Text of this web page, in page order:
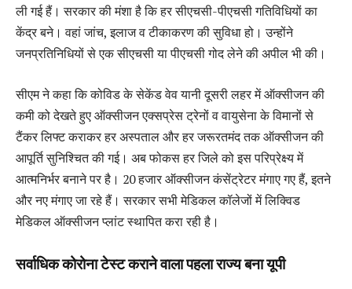
ली गई हैं। सरकार की मंशा है कि हर सीएचसी-पीएचसी गतिविधियों का
केंद्र बने। वहां जांच, इलाज व टीकाकरण की सुविधा हो। उन्होंने
जनप्रतिनिधियों से एक सीएचसी या पीएचसी गोद लेने की अपील भी की।
सीएम ने कहा कि कोविड के सेकेंड वेव यानी दूसरी लहर में ऑक्सीजन की
कमी को देखते हुए ऑक्सीजन एक्सप्रेस ट्रेनों व वायुसेना के विमानों से
टैंकर लिफ्ट कराकर हर अस्पताल और हर जरूरतमंद तक ऑक्सीजन की
आपूर्ति सुनिश्चित की गई। अब फोकस हर जिले को इस परिप्रेक्ष्य में
आत्मनिर्भर बनाने पर है। 20 हजार ऑक्सीजन कंसेंट्रेटर मंगाए गए हैं, इतने
और नए मंगाए जा रहे हैं। सरकार सभी मेडिकल कॉलेजों में लिक्विड
मेडिकल ऑक्सीजन प्लांट स्थापित करा रही है।
सर्वाधिक कोरोना टेस्ट कराने वाला पहला राज्य बना यूपी